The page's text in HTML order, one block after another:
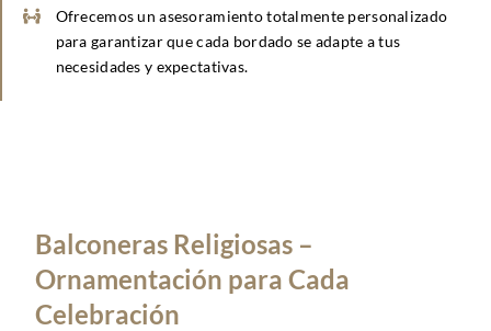
Ofrecemos un asesoramiento totalmente personalizado
para garantizar que cada bordado se adapte a tus
necesidades y expectativas.
Balconeras Religiosas –
Ornamentación para Cada
Celebración